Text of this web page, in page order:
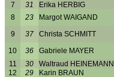
7
31 Erika HERBIG
8
23 Margot WAIGAND
9 37 Christa SCHMITT
10 36 Gabriele MAYER
11
30 Waltraud HEINEMANN
12
29 Karin BRAUN